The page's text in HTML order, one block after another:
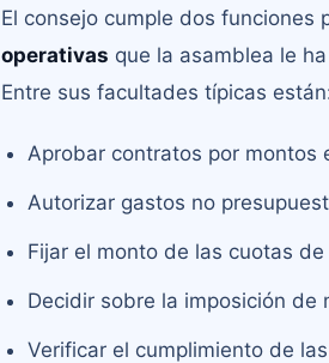
El consejo cumple dos funciones
operativas que la asamblea le
Entre sus facultades típicas
Aprobar contratos por montos
Autorizar gastos no
Fijar el monto de las cuotas
Decidir sobre la imposición de
Verificar el cumplimiento de